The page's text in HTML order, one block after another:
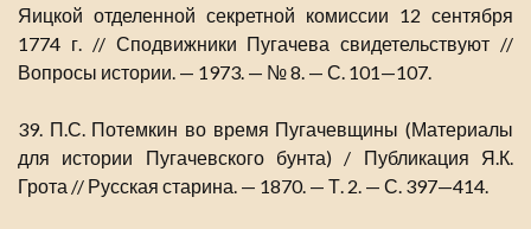
Яицкой отделенной секретной комиссии 12 сентября
1774 г. // Сподвижники Пугачева свидетельствуют //
Вопросы истории. — 1973. — № 8. — С. 101—107.
39. П.С. Потемкин во время Пугачевщины (Материалы
для истории Пугачевского бунта) / Публикация Я.К.
Грота // Русская старина. — 1870. — Т. 2. — С. 397—414.